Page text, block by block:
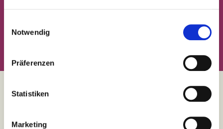
Notwendig
Präferenzen
Statistiken
Marketing
Benefits